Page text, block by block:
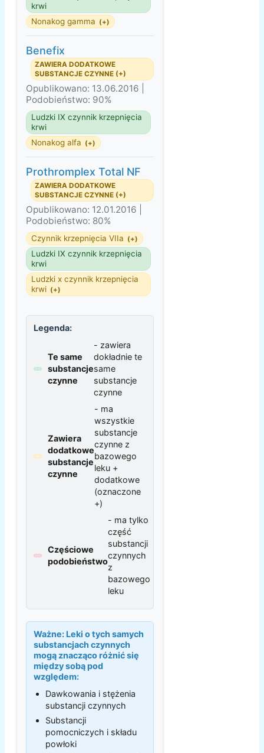
krwi
Nonakog gamma (+)
Benefix
ZAWIERA DODATKOWE
SUBSTANCJE CZYNNE (+)
Opublikowano: 13.06.2016 |
Podobieństwo: 90%
Ludzki IX czynnik krzepnięcia
krwi
Nonakog alfa (+)
Prothromplex Total NF
ZAWIERA DODATKOWE
SUBSTANCJE CZYNNE (+)
Opublikowano: 12.01.2016 |
Podobieństwo: 80%
Czynnik krzepnięcia VIIa (+)
Ludzki IX czynnik krzepnięcia
krwi
Ludzki x czynnik krzepnięcia
krwi (+)
Legenda:
Te same
substancje
czynne
- zawiera
dokładnie te
same
substancje
czynne
Zawiera
dodatkowe
substancje
czynne
- ma
wszystkie
substancje
czynne z
bazowego
leku +
dodatkowe
(oznaczone
+)
Częściowe
podobieństwo
- ma tylko
część
substancji
czynnych
z
bazowego
leku
Ważne: Leki o tych samych
substancjach czynnych
mogą znacząco różnić się
między sobą pod
względem:
Dawkowania i stężenia
substancji czynnych
Substancji
pomocniczych i składu
powłoki